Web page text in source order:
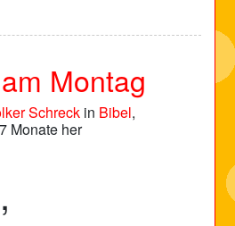
Montag
Schreck in Bibel,
Monate her